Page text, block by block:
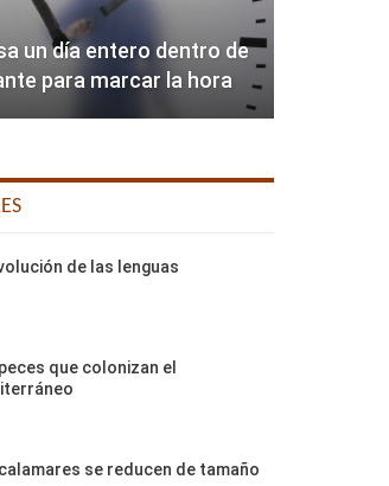
un día entero dentro de
para marcar la hora
de las lenguas
que colonizan el
se reducen de tamaño